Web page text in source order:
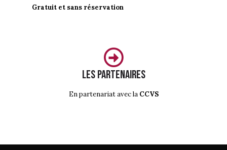
Gratuit et sans réservation
Les partenaires
En partenariat avec la CCVS